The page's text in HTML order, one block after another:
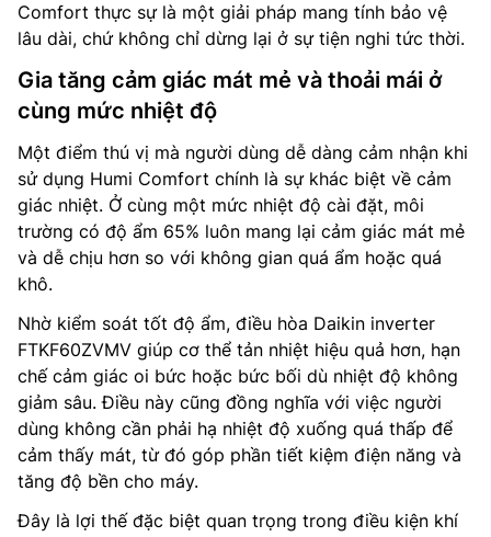
Comfort thực sự là một giải pháp mang tính bảo vệ
lâu dài, chứ không chỉ dừng lại ở sự tiện nghi tức thời.
Gia tăng cảm giác mát mẻ và thoải mái ở
cùng mức nhiệt độ
Một điểm thú vị mà người dùng dễ dàng cảm nhận khi
sử dụng Humi Comfort chính là sự khác biệt về cảm
giác nhiệt. Ở cùng một mức nhiệt độ cài đặt, môi
trường có độ ẩm 65% luôn mang lại cảm giác mát mẻ
và dễ chịu hơn so với không gian quá ẩm hoặc quá
khô.
Nhờ kiểm soát tốt độ ẩm, điều hòa Daikin inverter
FTKF60ZVMV giúp cơ thể tản nhiệt hiệu quả hơn, hạn
chế cảm giác oi bức hoặc bức bối dù nhiệt độ không
giảm sâu. Điều này cũng đồng nghĩa với việc người
dùng không cần phải hạ nhiệt độ xuống quá thấp để
cảm thấy mát, từ đó góp phần tiết kiệm điện năng và
tăng độ bền cho máy.
Đây là lợi thế đặc biệt quan trọng trong điều kiện khí